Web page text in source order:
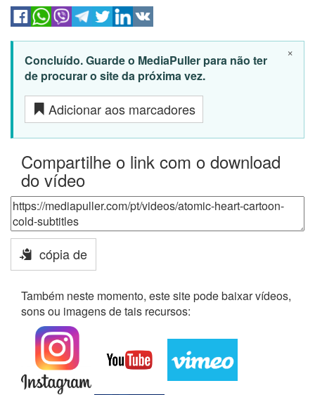
×
Concluído. Guarde o MediaPuller para não ter
de procurar o site da próxima vez.
Adicionar aos marcadores
Compartilhe o link com o download
do vídeo
cópia de
Também neste momento, este site pode baixar vídeos,
sons ou imagens de tais recursos: